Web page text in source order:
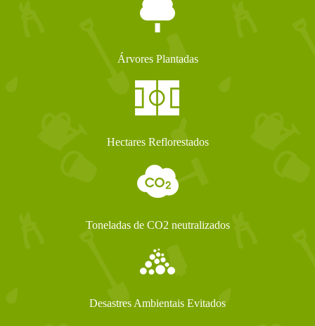
Árvores Plantadas
Hectares Reflorestados
Toneladas de CO2 neutralizados
Desastres Ambientais Evitados